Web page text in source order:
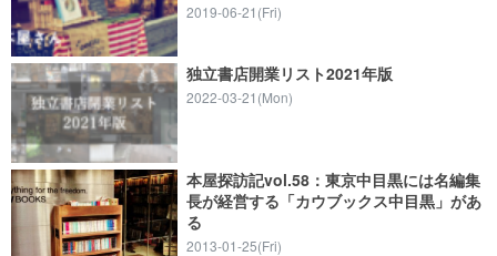
2019-06-21(Fri)
独立書店開業リスト2021年版
2022-03-21(Mon)
本屋探訪記vol.58：東京中目黒には名編集
長が経営する「カウブックス中目黒」があ
る
2013-01-25(Fri)